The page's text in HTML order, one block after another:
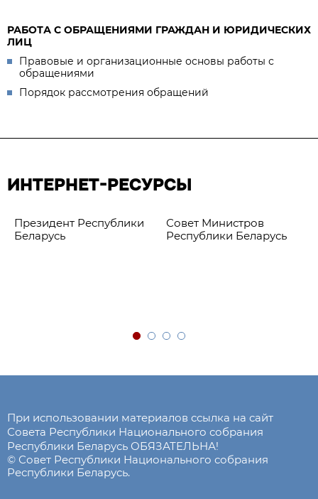
РАБОТА С ОБРАЩЕНИЯМИ ГРАЖДАН И ЮРИДИЧЕСКИХ
ЛИЦ
Правовые и организационные основы работы с
обращениями
Порядок рассмотрения обращений
ИНТЕРНЕТ-РЕСУРСЫ
Президент Республики
Беларусь
Совет Министров
Республики Беларусь
При использовании материалов ссылка на сайт
Совета Республики Национального собрания
Республики Беларусь ОБЯЗАТЕЛЬНА!
© Совет Республики Национального собрания
Республики Беларусь.